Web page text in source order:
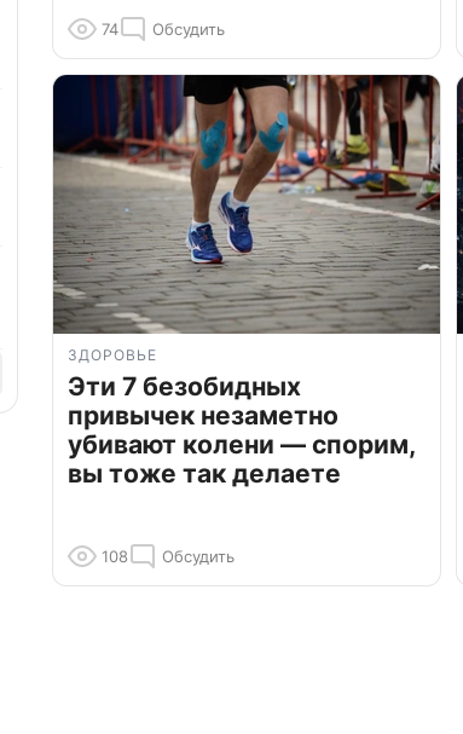
74 Обсудить
ЗДОРОВЬЕ
Эти 7 безобидных
привычек незаметно
убивают колени — спорим,
вы тоже так делаете
108 Обсудить